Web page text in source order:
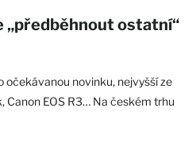
„předběhnout ostatní“
očekávanou novinku, nejvyšší ze
Canon EOS R3… Na českém trhu